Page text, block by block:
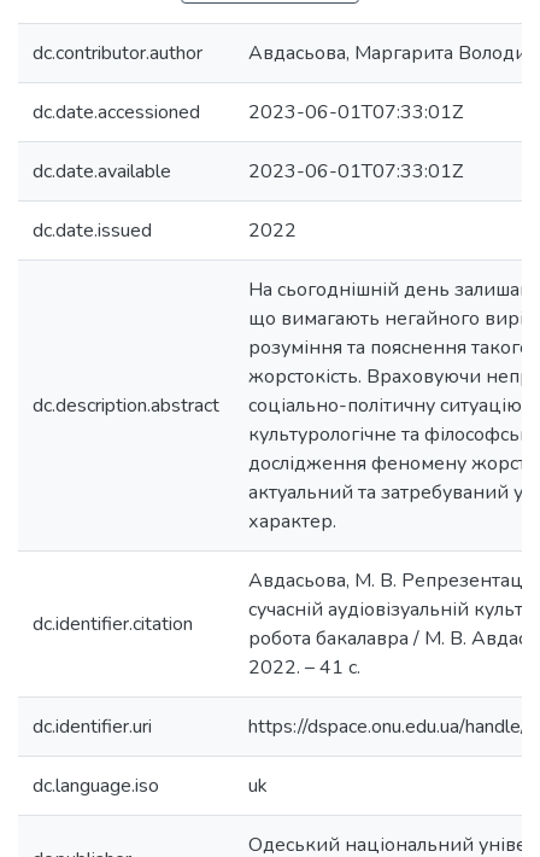
dc.contributor.author Авдасьова, Маргарита
dc.date.accessioned 2023-06-01T07:33:01Z
dc.date.available 2023-06-01T07:33:01Z
dc.date.issued 2022
dc.description.abstract
На сьогоднішній день
що вимагають негайного
розуміння та пояснення
жорстокість. Враховуючи
соціально-політичну ситуацію в
культурологічне та
дослідження феномену
актуальний та затребуваний у
характер.
dc.identifier.citation
Авдасьова, М. В. Репрезентація
сучасній аудіовізуальній
робота бакалавра / М. В.
2022. – 41 с.
dc.identifier.uri https://dspace.onu.edu.ua/
dc.language.iso uk
Одеський національний